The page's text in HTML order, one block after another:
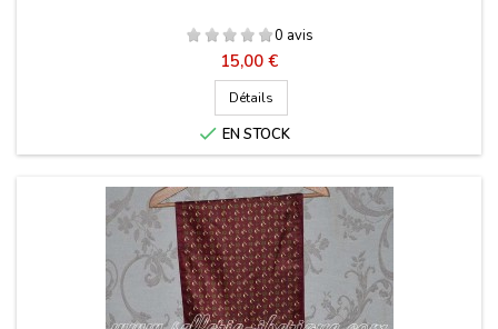
0 avis
Prix
15,00 €
Détails
 EN STOCK